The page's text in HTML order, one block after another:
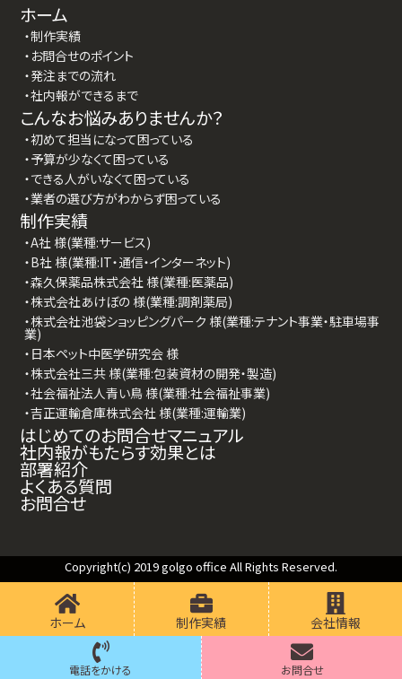
ホーム 制作実績 会社情報
電話をかける お問合せ
ホーム
・制作実績
・お問合せのポイント
・発注までの流れ
・社内報ができるまで
こんなお悩みありませんか？
・初めて担当になって困っている
・予算が少なくて困っている
・できる人がいなくて困っている
・業者の選び方がわからず困っている
制作実績
・A社 様(業種:サービス)
・B社 様(業種:IT・通信・インターネット)
・森久保薬品株式会社 様(業種:医薬品)
・株式会社あけぼの 様(業種:調剤薬局)
・株式会社池袋ショッピングパーク 様(業種:テナント事業・駐車場事
業)
・日本ペット中医学研究会 様
・株式会社三共 様(業種:包装資材の開発・製造)
・社会福祉法人青い鳥 様(業種:社会福祉事業)
・吉正運輸倉庫株式会社 様(業種:運輸業)
はじめてのお問合せマニュアル
社内報がもたらす効果とは
部署紹介
よくある質問
お問合せ
Copyright(c) 2019 golgo office All Rights Reserved.